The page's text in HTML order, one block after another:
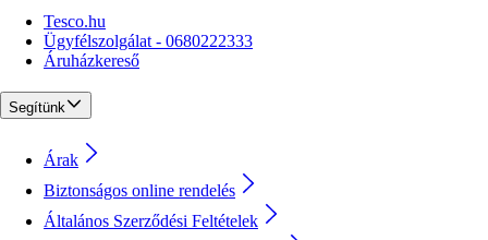
Tesco.hu
Ügyfélszolgálat - 0680222333
Áruházkereső
Segítünk
Árak
Biztonságos online rendelés
Általános Szerződési Feltételek